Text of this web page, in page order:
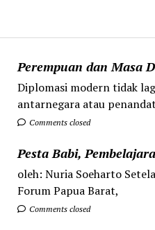
Perempuan dan Masa
Diplomasi modern tidak
antarnegara atau
Comments closed
Pesta Babi,
oleh: Nuria Soeharto
Forum Papua Barat,
Comments closed